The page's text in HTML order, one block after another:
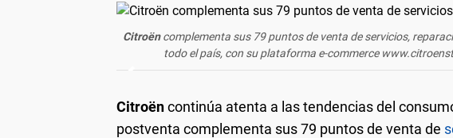
Citroëncomplementa sus 79 puntos de venta deservicios,
todo el país, con su plataforma e-commerce
Citroëncontinúa atenta a las tendencias del
postventa complementa sus 79 puntos de venta de